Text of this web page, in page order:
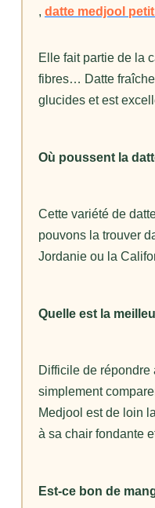
, datte medjool
Elle fait partie de la
fibres… Datte
glucides et est
Où poussent la
Cette variété de
pouvons la trouver
Jordanie ou la
Quelle est la
Difficile de répondre
simplement
Medjool est de loin
à sa chair fondante
Est-ce bon de